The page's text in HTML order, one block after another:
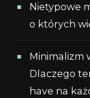
Nietypowe
o których
Minimalizm
Dlaczego
have na